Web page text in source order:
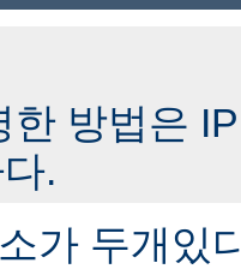
한 방법은
.
가 두개있